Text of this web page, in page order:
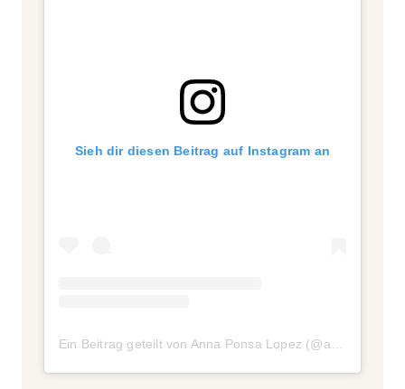
Sieh dir diesen Beitrag auf Instagram an